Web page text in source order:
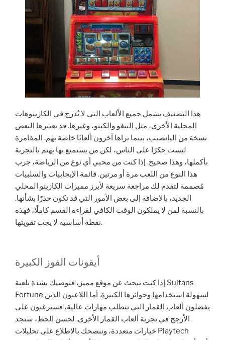
هذا التصنيف يشمل جميع الألعاب التي لا تُدرج في الكازينوهات
المحلية الأخرى، مثل البنغو والكينو، وغيرها. قد يعتبرها البعض
نسخة من اليانصيب، بينما يراها آخرون ألعابًا خاصة بهم. المقامرة
ليست حكرًا على الناس، لكن من يستمتع بها يهتم بالتجربة
بأكملها، وهذا صحيح. إذا كنت من محبي أي نوع من الرياضة، جرب
هذا النوع من اللعب مرة أو مرتين. قائمة الإيجابيات والسلبيات
مُصممة لتقدم لك مراجعة سريعة لأبرز مميزات الكازينو المحلي
الجديد، بالإضافة إلى بعض الأمور التي قد تكون حذرًا بشأنها.
بالنسبة لمن لا يملكون الوقت الكافي لقراءة القسم كاملًا، فهذه
نقطة أساسية لا يجب تفويتها.
أيقونات الفوز الكبيرة
إذا كنت تبحث عن موقع مميز، فنوصيك بشدة بلعبة Sultans
Fortune لسهولة استخدامها وجوائزها الكبيرة. أما اللاعبون الذين
يفضلون ألعاب القمار التي تتطلب مهارات عالية، فسيرغبون على
الأرجح في تجربة ألعاب القمار الأخرى. لحسن الحظ، ستجد
خيارات متعددة، وننصحك بالاطلاع على تحليلات Playtech